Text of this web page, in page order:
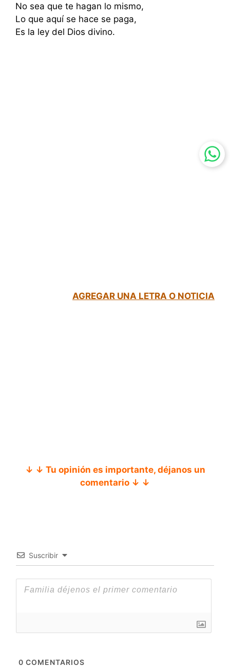
No sea que te hagan lo mismo,
Lo que aquí se hace se paga,
Es la ley del Dios divino.
AGREGAR UNA LETRA O NOTICIA
↓ ↓ Tu opinión es importante, déjanos un
comentario ↓ ↓
Suscribir
0 COMENTARIOS